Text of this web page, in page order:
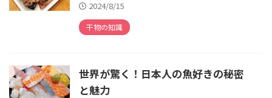
2024/8/15
干物の知識
世界が驚く！日本人の魚好きの秘密
と魅力